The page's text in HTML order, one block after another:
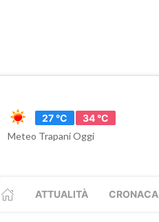
27 °C
34 °C
Meteo Trapani Oggi
ATTUALITÀ CRONACA